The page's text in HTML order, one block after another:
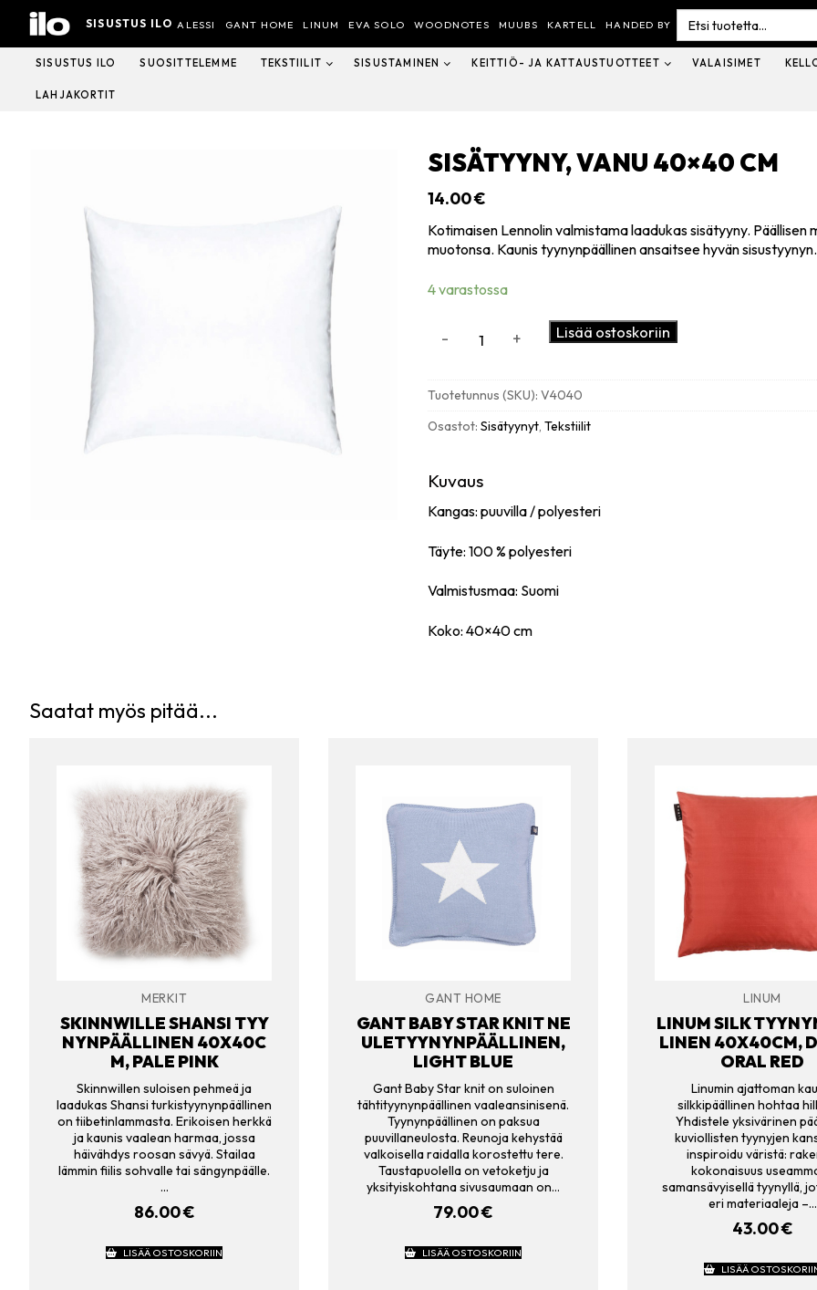
Hyppää
sisältöön
SISUSTUS ILO ALESSI GANT HOME LINUM EVA SOLO WOODNOTES MUUBS KARTELL HANDED BY
Search
for:
SISUSTUS ILO SUOSITTELEMME TEKSTIILIT SISUSTAMINEN KEITTIÖ- JA KATTAUSTUOTTEET VALAISIMET
LAHJAKORTIT
SISÄTYYNY, VANU 40×40 CM
14.00€
Kotimaisen Lennolin valmistama laadukas sisätyyny.
muotonsa. Kaunis tyynynpäällinen ansaitsee hyvän sisustyynyn.
4 varastossa
määrä
- + Lisää ostoskoriin
Tuotetunnus (SKU):V4040
Osastot:Sisätyynyt,Tekstiilit
Kuvaus
Kangas: puuvilla / polyesteri
Täyte: 100 % polyesteri
Valmistusmaa: Suomi
Koko: 40×40 cm
Saatat myös pitää...
MERKIT
SKINNWILLE SHANSI TYY
NYNPÄÄLLINEN 40X40C
M, PALE PINK
Skinnwillen suloisen pehmeä ja
laadukas Shansi turkistyynynpäällinen
on tiibetinlammasta. Erikoisen herkkä
ja kaunis vaalean harmaa, jossa
häivähdys roosan sävyä. Stailaa
lämmin fiilis sohvalle tai sängynpäälle.
…
86.00€
LISÄÄ OSTOSKORIIN
GANT HOME
GANT BABY STAR KNIT NE
ULETYYNYNPÄÄLLINEN,
LIGHT BLUE
Gant Baby Star knit on suloinen
tähtityynynpäällinen vaaleansinisenä.
Tyynynpäällinen on paksua
puuvillaneulosta. Reunoja kehystää
valkoisella raidalla korostettu tere.
Taustapuolella on vetoketju ja
yksityiskohtana sivusaumaan on…
79.00€
LISÄÄ OSTOSKORIIN
LINUM
LINUM SILK
LINEN 40X40CM,
ORAL RED
Linumin ajattoman
silkkipäällinen hohtaa
Yhdistele yksivärinen
kuviollisten tyynyjen
inspiroidu väristä:
kokonaisuus
samansävyisellä tyynyllä,
eri materiaaleja –…
43.00€
LISÄÄ